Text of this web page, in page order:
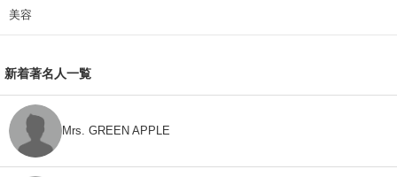
美容
新着著名人一覧
Mrs. GREEN APPLE